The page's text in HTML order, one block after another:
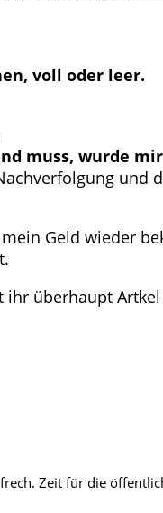
voll oder leer.
muss, wurde
und
Geld wieder
ihr überhaupt
Zeit für die